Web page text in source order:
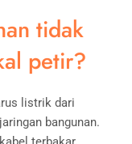
tidak
petir?
listrik dari
bangunan.